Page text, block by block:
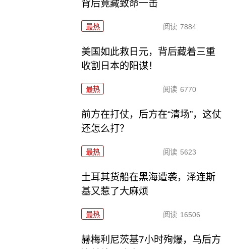
背后竟藏致命一击
最热 阅读 7884
美国如此救日元，背后藏着三重
收割日本的阳谋！
最热 阅读 6770
前方在打仗，后方在“清场”，这仗
还怎么打？
最热 阅读 5623
土耳其货船在黑海遭袭，泽连斯
基又惹了大麻烦
最热 阅读 16506
赫梅利尼茨基7小时殉爆，乌后方